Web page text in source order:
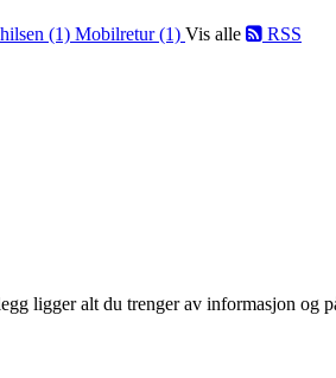
(1) Mobilretur (1) Vis alle RSS
ligger alt du trenger av informasjon og